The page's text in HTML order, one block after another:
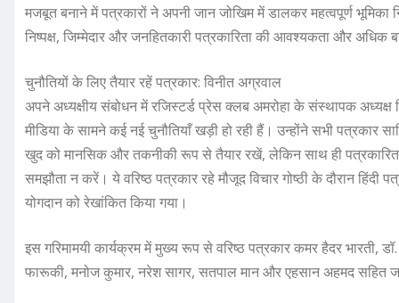
मजबूत बनाने में पत्रकारों ने अपनी जान जोखिम में डालकर महत्वपूर्ण
निष्पक्ष, जिम्मेदार और जनहितकारी पत्रकारिता की आवश्यकता और अधिक
​चुनौतियों के लिए तैयार रहें पत्रकार: विनीत अग्रवाल
​अपने अध्यक्षीय संबोधन में रजिस्टर्ड प्रेस क्लब अमरोहा के संस्थापक
मीडिया के सामने कई नई चुनौतियाँ खड़ी हो रही हैं। उन्होंने सभी पत्रकार
खुद को मानसिक और तकनीकी रूप से तैयार रखें, लेकिन साथ ही
समझौता न करें। ये वरिष्ठ पत्रकार रहे मौजूद विचार गोष्ठी के दौरान हिंदी
योगदान को रेखांकित किया गया।
इस गरिमामयी कार्यक्रम में मुख्य रूप से वरिष्ठ पत्रकार कमर हैदर भारती,
फारूकी, मनोज कुमार, नरेश सागर, सतपाल मान और एहसान अहमद सहित